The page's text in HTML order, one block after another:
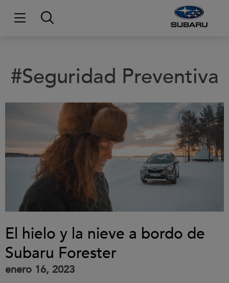
#Seguridad Preventiva
El hielo y la nieve a bordo de
Subaru Forester
enero 16, 2023